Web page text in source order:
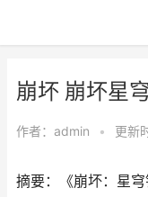
崩坏 崩坏星
作者： admin • 更新
摘要：《崩坏：星